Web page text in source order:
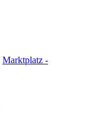
Marktplatz -